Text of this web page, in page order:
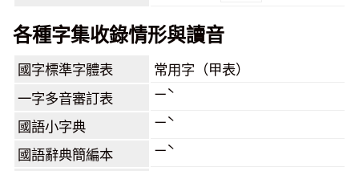
各種字集收錄情形與讀音
國字標準字體表 常用字（甲表）
一字多音審訂表 ㄧˋ
國語小字典 ㄧˋ
國語辭典簡編本 ㄧˋ